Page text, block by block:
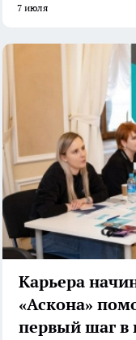
7 июля
Карьера
«Аскона»
первый шаг в